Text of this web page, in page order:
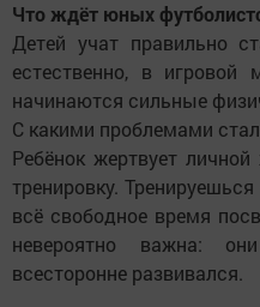
Что ждёт юных
Детей учат правильно
естественно, в
начинаются сильные
С какими проблемами
Ребёнок жертвует
тренировку.
всё свободное время
невероятно важна:
всесторонне развивался.